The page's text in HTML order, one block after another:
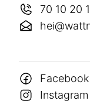
70 10 20
Facebook
Instagram